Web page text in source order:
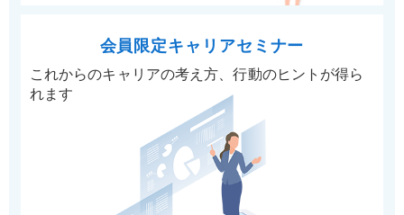
会員限定キャリアセミナー
これからのキャリアの考え方、行動のヒントが得ら
れます